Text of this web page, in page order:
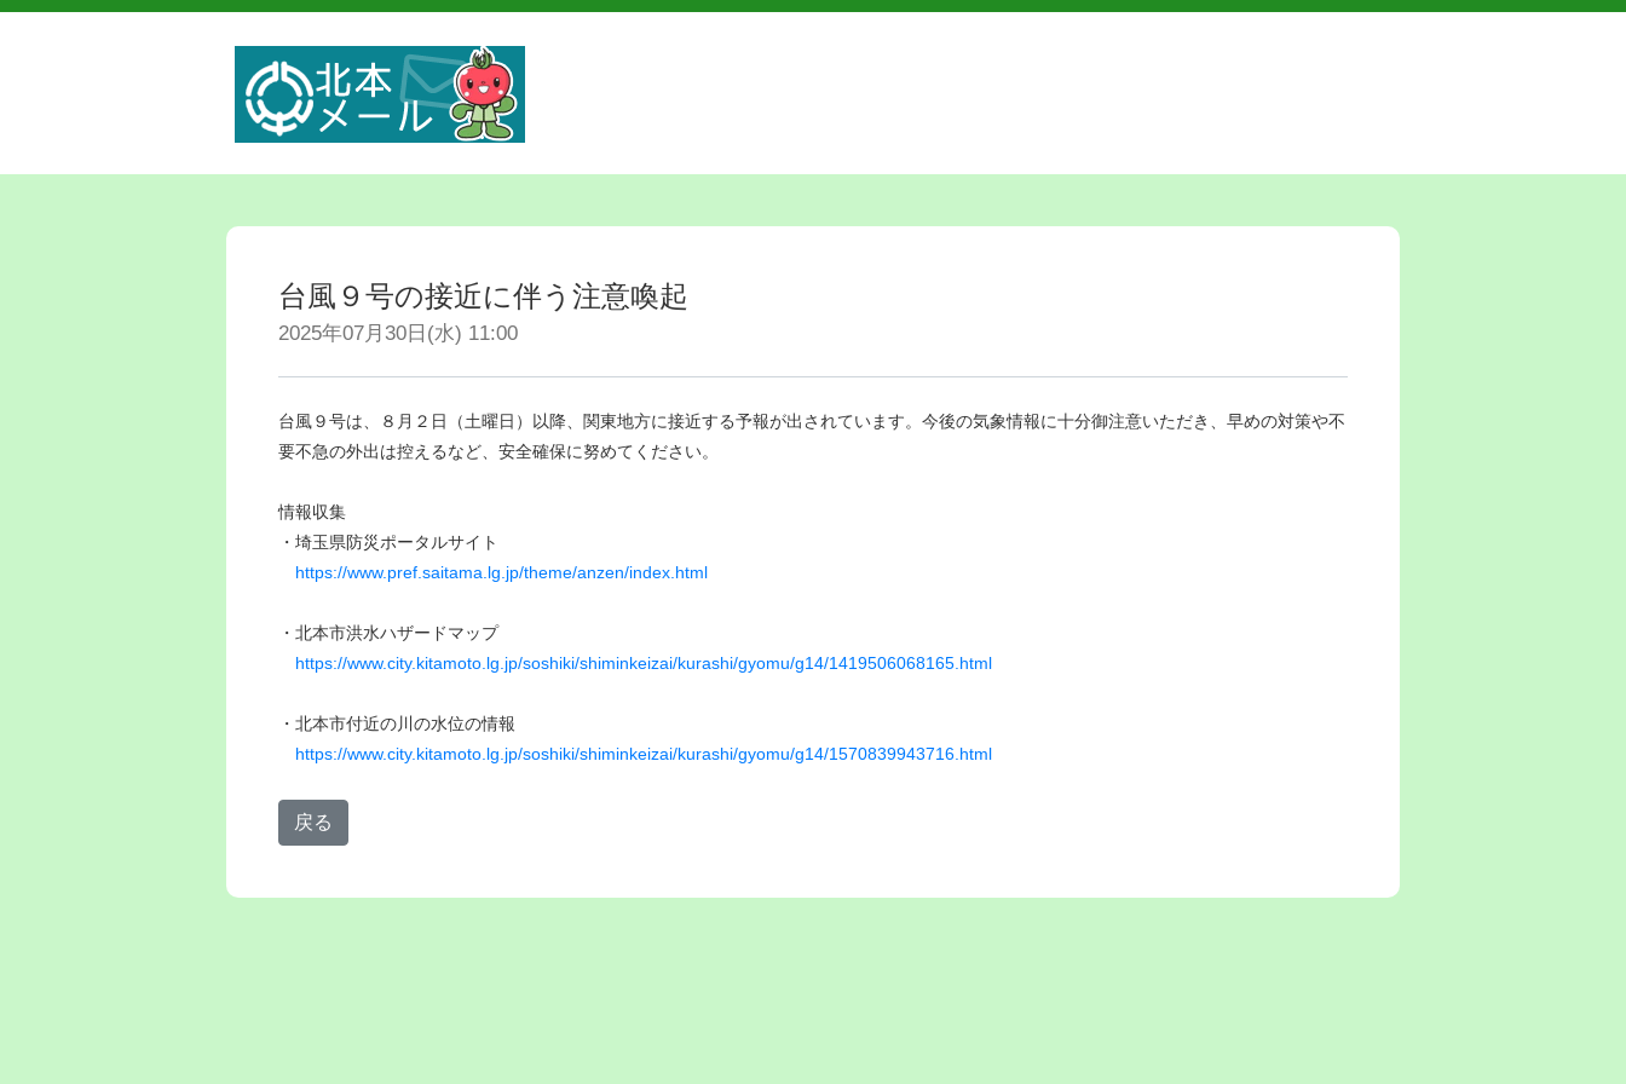
台風９号の接近に伴う注意喚起
2025年07月30日(水) 11:00
台風９号は、８月２日（土曜日）以降、関東地方に接近する予報が出されています。今後の気象情報に十分御注意いただき、早めの対策や不
要不急の外出は控えるなど、安全確保に努めてください。
情報収集
・埼玉県防災ポータルサイト
https://www.pref.saitama.lg.jp/theme/anzen/index.html
・北本市洪水ハザードマップ
https://www.city.kitamoto.lg.jp/soshiki/shiminkeizai/kurashi/gyomu/g14/1419506068165.html
・北本市付近の川の水位の情報
https://www.city.kitamoto.lg.jp/soshiki/shiminkeizai/kurashi/gyomu/g14/1570839943716.html
戻る